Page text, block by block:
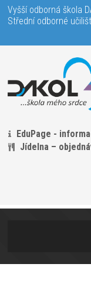
Vyšší odborná škola
Střední odborné
EduPage -
Jídelna –